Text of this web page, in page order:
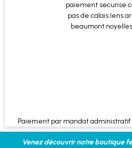
Paiement par mandat
Venez découvrir notre boutique